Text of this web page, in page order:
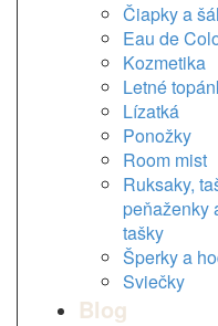
Čiapky a
Eau de
Kozmetika
Letné
Lízatká
Ponožky
Room mist
Ruksaky,
peňaženky
tašky
Šperky a
Sviečky
Blog